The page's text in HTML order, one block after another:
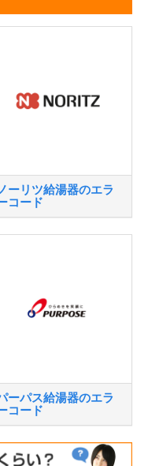
ーリツ給湯器のエラ
コード
ーパス給湯器のエラ
コード